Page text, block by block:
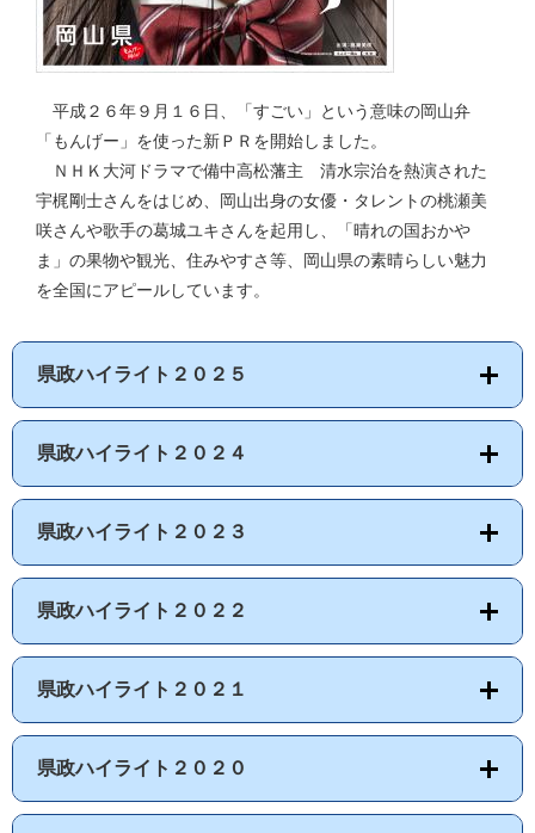
平成２６年９月１６日、「すごい」という意味の岡山弁
「もんげー」を使った新ＰＲを開始しました。
ＮＨＫ大河ドラマで備中高松藩主 清水宗治を熱演された
宇梶剛士さんをはじめ、岡山出身の女優・タレントの桃瀬美
咲さんや歌手の葛城ユキさんを起用し、「晴れの国おかや
ま」の果物や観光、住みやすさ等、岡山県の素晴らしい魅力
を全国にアピールしています。
県政ハイライト２０２５
県政ハイライト２０２４
県政ハイライト２０２３
県政ハイライト２０２２
県政ハイライト２０２１
県政ハイライト２０２０